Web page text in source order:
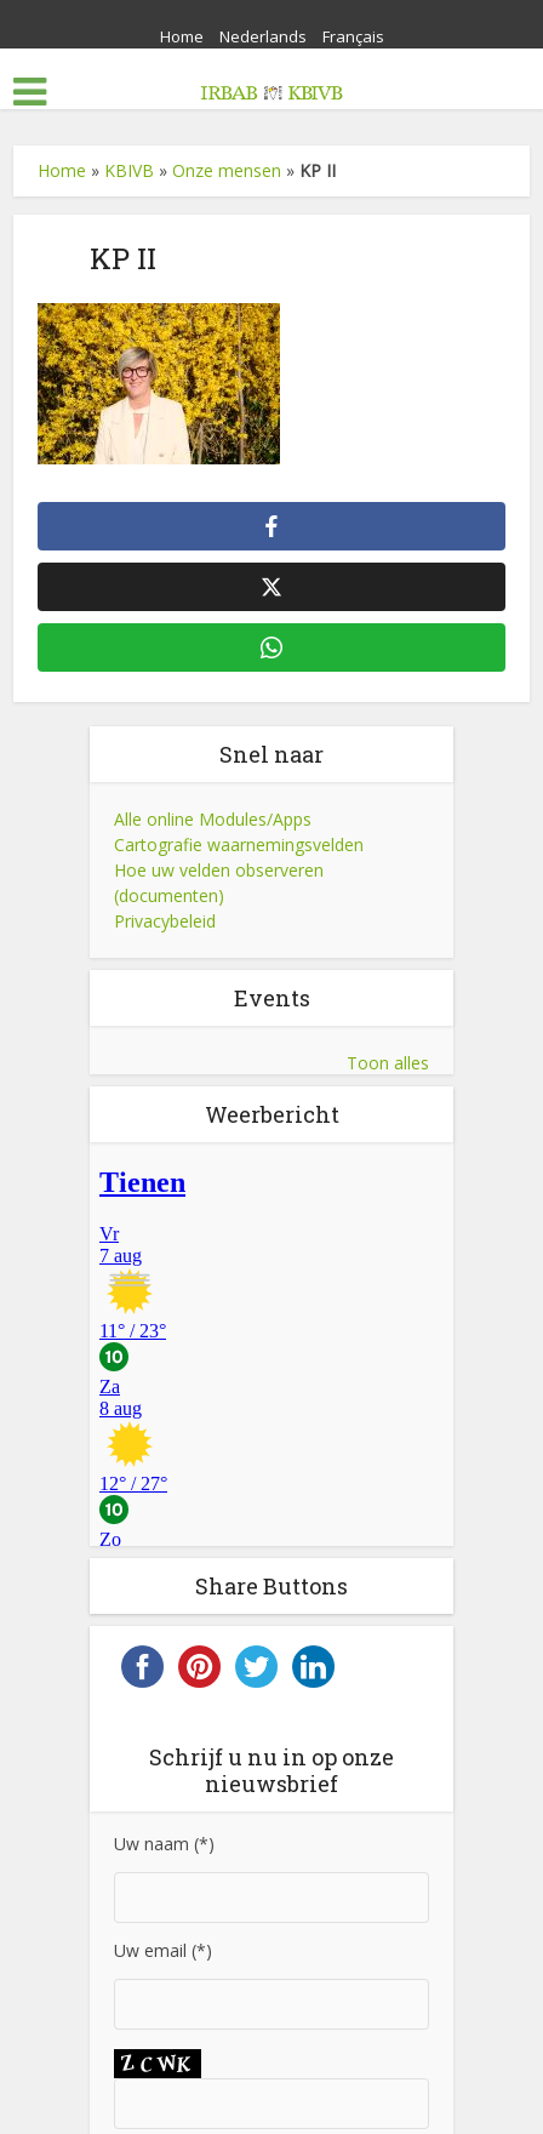
Home Nederlands Français
Home » KBIVB »Onze mensen » KP II
KP II
Snel naar
Alle online Modules/Apps
Cartografie waarnemingsvelden
Hoe uw velden observeren
(documenten)
Privacybeleid
Events
Toon alles
Weerbericht
Share Buttons
Schrijf u nu in op onze
nieuwsbrief
Uw naam (*)
Uw email (*)